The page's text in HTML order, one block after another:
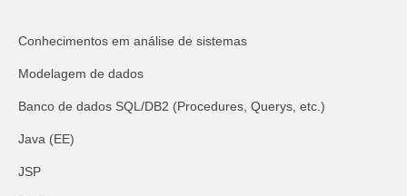
Conhecimentos em análise de sistemas
Modelagem de dados
Banco de dados SQL/DB2 (Procedures, Querys, etc.)
Java (EE)
JSP